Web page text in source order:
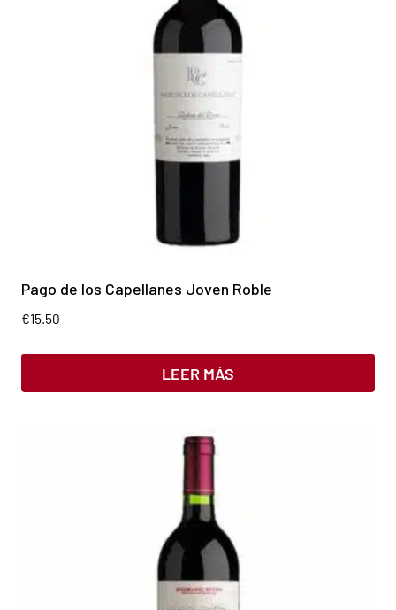
Pago de los Capellanes Joven Roble
€15.50
LEER MÁS